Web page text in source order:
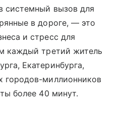
системный вызов для
в дороге, — это
и стресс для
каждый третий житель
Екатеринбурга,
городов-миллионников
более 40 минут.